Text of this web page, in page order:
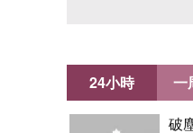
24小時
破
一